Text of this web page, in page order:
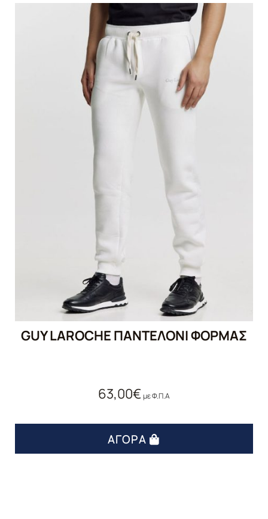
GUY LAROCHE ΠΑΝΤΕΛΌΝΙ ΦΌΡΜΑΣ
63,00€με Φ.Π.Α
ΑΓΟΡΆ